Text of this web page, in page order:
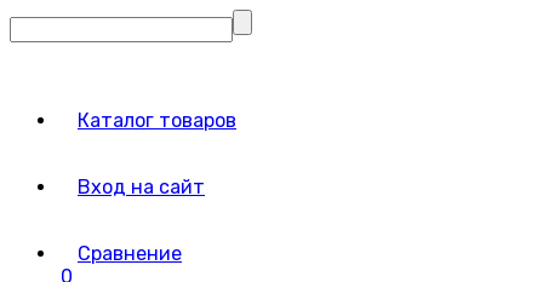
Каталог товаров
Вход на сайт
Сравнение
0